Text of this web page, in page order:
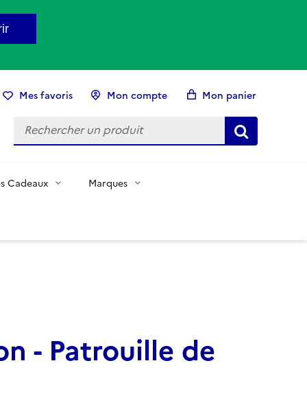
Mes favoris Mon compte Mon panier
Cadeaux Marques
- Patrouille de